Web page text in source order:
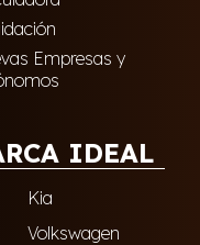
Empresas y
IDEAL
Kia
Volkswagen